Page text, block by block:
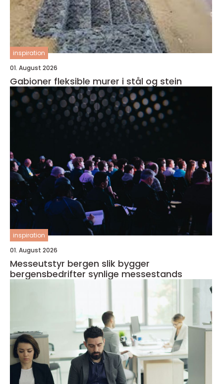
inspiration
01. August 2026
Gabioner fleksible murer i stål og stein
inspiration
01. August 2026
Messeutstyr bergen slik bygger
bergensbedrifter synlige messestands